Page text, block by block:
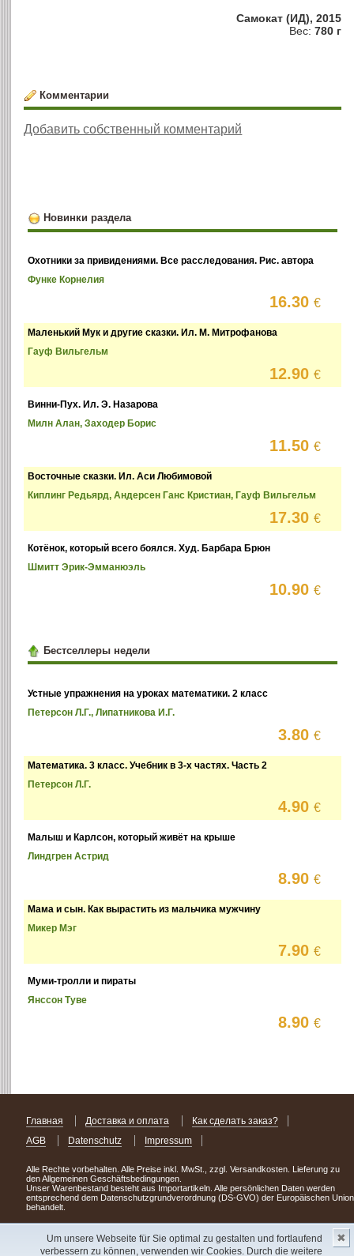
Um unsere Webseite für Sie optimal zu gestalten und fortlaufend
verbessern zu können, verwenden wir Cookies. Durch die weitere
✖
Самокат (ИД), 2015
Вес: 780 г
Комментарии
Добавить собственный комментарий
Новинки раздела
Охотники за привидениями. Все расследования. Рис. автора
Функе Корнелия
16.30€
Маленький Мук и другие сказки. Ил. М. Митрофанова
Гауф Вильгельм
12.90€
Винни-Пух. Ил. Э. Назарова
Милн Алан, Заходер Борис
11.50€
Восточные сказки. Ил. Аси Любимовой
Киплинг Редьярд, Андерсен Ганс Кристиан, Гауф Вильгельм
17.30€
Котёнок, который всего боялся. Худ. Барбара Брюн
Шмитт Эрик-Эмманюэль
10.90€
Бестселлеры недели
Устные упражнения на уроках математики. 2 класс
Петерсон Л.Г., Липатникова И.Г.
3.80€
Математика. 3 класс. Учебник в 3-х частях. Часть 2
Петерсон Л.Г.
4.90€
Малыш и Карлсон, который живёт на крыше
Линдгрен Астрид
8.90€
Мама и сын. Как вырастить из мальчика мужчину
Микер Мэг
7.90€
Муми-тролли и пираты
Янссон Туве
8.90€
Главная Доставка и оплата
Как сделать заказ?
AGB
Datenschutz Impressum
Alle Rechte vorbehalten. Alle Preise inkl. MwSt., zzgl. Versandkosten. Lieferung zu
den Allgemeinen Geschäftsbedingungen.
Unser Warenbestand besteht aus Importartikeln. Alle persönlichen Daten werden
entsprechend dem Datenschutzgrundverordnung (DS-GVO) der Europäischen Union
behandelt.
Сделав заказ сегодня, уже через день или два Вы можете стать обладателем
НОВИНКИ из Германии! Удачного поиска!